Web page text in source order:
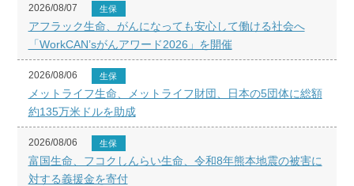
2026/08/07 生保
アフラック生命、がんになっても安心して働ける社会へ
「WorkCAN’sがんアワード2026」を開催
2026/08/06 生保
メットライフ生命、メットライフ財団、日本の5団体に総額
約135万米ドルを助成
2026/08/06 生保
富国生命、フコクしんらい生命、令和8年熊本地震の被害に
対する義援金を寄付